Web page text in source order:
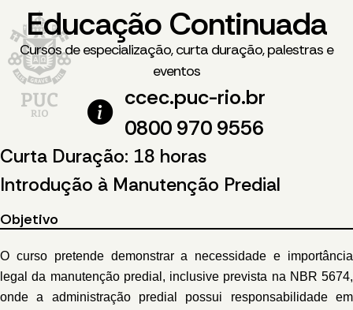
Educação Continuada
Cursos de especialização, curta duração, palestras e
eventos
ccec.puc-rio.br
0800 970 9556
Curta Duração: 18 horas
Introdução à Manutenção Predial
Objetivo
O curso pretende demonstrar a necessidade e importância
legal da manutenção predial, inclusive prevista na NBR 5674,
onde a administração predial possui responsabilidade em